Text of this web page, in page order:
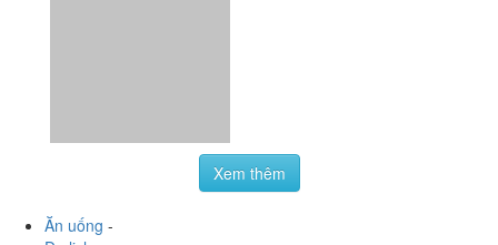
hoavoanh:Nhìn chung không gian ok, đồ uống re,
nhung không khí tràn đây khói thuốc, ai không chịu dc
khói thuốc không nên đến đây, bố trí máy quạt khá"***
quạt từ bên...